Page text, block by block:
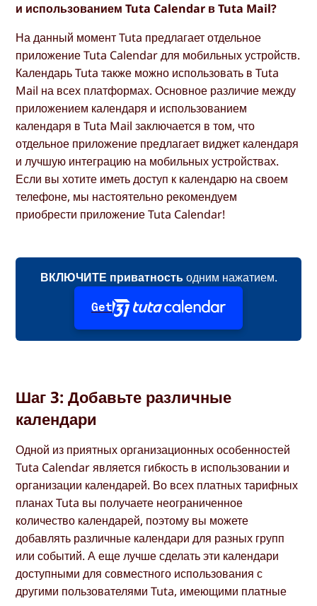
и использованием Tuta Calendar в Tuta Mail?
На данный момент Tuta предлагает отдельное
приложение Tuta Calendar для мобильных устройств.
Календарь Tuta также можно использовать в Tuta
Mail на всех платформах. Основное различие между
приложением календаря и использованием
календаря в Tuta Mail заключается в том, что
отдельное приложение предлагает виджет календаря
и лучшую интеграцию на мобильных устройствах.
Если вы хотите иметь доступ к календарю на своем
телефоне, мы настоятельно рекомендуем
приобрести приложение Tuta Calendar!
ВКЛЮЧИТЕ приватностьодним нажатием.
Get
Шаг 3: Добавьте различные
календари
Одной из приятных организационных особенностей
Tuta Calendar является гибкость в использовании и
организации календарей. Во всех платных тарифных
планах Tuta вы получаете неограниченное
количество календарей, поэтому вы можете
добавлять различные календари для разных групп
или событий. А еще лучше сделать эти календари
доступными для совместного использования с
другими пользователями Tuta, имеющими платные